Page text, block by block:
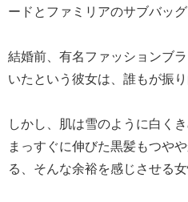
ードとファミリアのサブバッグ
結婚前、有名ファッションブ
いたという彼女は、誰もが振
しかし、肌は雪のように白く
まっすぐに伸びた黒髪もつや
る、そんな余裕を感じさせる女